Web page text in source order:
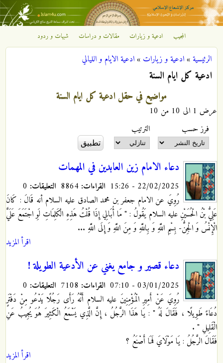
تجاوز إلى المحتوى الرئيسي
مركز
الإشعاع
الإسلامي
المجيب ادعية و زيارات مقالات و دراسات شبهات و ردود
أنت هنا
الرئيسية»ادعية و زيارات »ادعية الايام و الليالي
ادعية كل ايام السنة
مواضيع في حقل ادعية كل ايام السنة
عرض 1 الى 10 من 10
‏فرز حسب ‏
‏الترتيب ‏
دعاء الامام زين العابدين في المهمات
22/02/2025 - 15:26 القراءات: التعليقات:
رُوِيَ عن الامام جعفر بن محمد الصادق عليه السلام أنه قَالَ : كَانَ
عَلِيُّ بْنُ الْحُسَيْنِ عليه السلام يَقُولُ‏ : " مَا أُبَالِي إِذَا قُلْتُ هَذِهِ الْكَلِمَاتِ لَوِ اجْتَمَعَ عَلَيَّ
الْإِنْسُ وَ الْجِنُّ- بِسْمِ اللَّهِ وَ بِاللَّهِ وَ مِنَ اللَّهِ وَ إِلَى اللَّهِ ...
اقرأ المزيد
دعاء قصير و جامع يغني عن الأدعية الطويلة !
03/01/2025 - 07:10 القراءات: التعليقات:
رُوِيَ عَنْ أَمِيرِ الْمُؤْمِنِينَ عليه السلام‏ أَنَّهُ رَأَى رَجُلًا يَدْعُو مِنْ دَفْتَرٍ
دُعَاءً طَوِيلًا ، فَقَالَ لَهُ " : يَا هَذَا الرَّجُلُ ، إِنَّ الَّذِي يَسْمَعُ الْكَثِيرَ هُوَ يُجِيبُ عَنِ
الْقَلِيلِ " .
فَقَالَ الرَّجُلُ : يَا مَوْلَايَ فَمَا أَصْنَعُ ؟
اقرأ المزيد